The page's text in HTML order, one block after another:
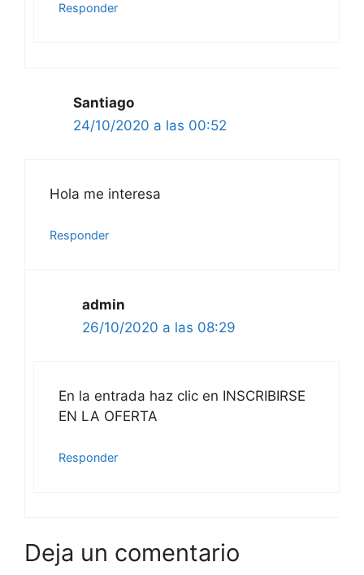
Responder
Santiago
24/10/2020 a las 00:52
Hola me interesa
Responder
admin
26/10/2020 a las 08:29
En la entrada haz clic en INSCRIBIRSE
EN LA OFERTA
Responder
Deja un comentario